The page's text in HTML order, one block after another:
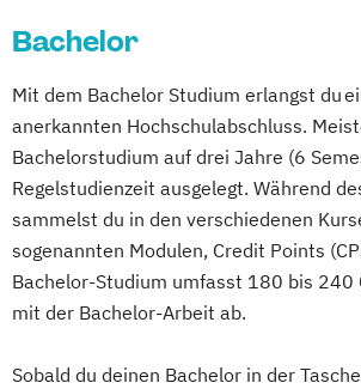
Online-Marketing und E-
Public Relations und
Social Media
Bachelor
Mit dem Bachelor Studium erlangst du
anerkannten Hochschulabschluss.
Bachelorstudium auf drei Jahre (6
Regelstudienzeit ausgelegt. Während
sammelst du in den verschiedenen
sogenannten Modulen, Credit Points
Bachelor-Studium umfasst 180 bis 240
mit der Bachelor-Arbeit ab.
Sobald du deinen Bachelor in der